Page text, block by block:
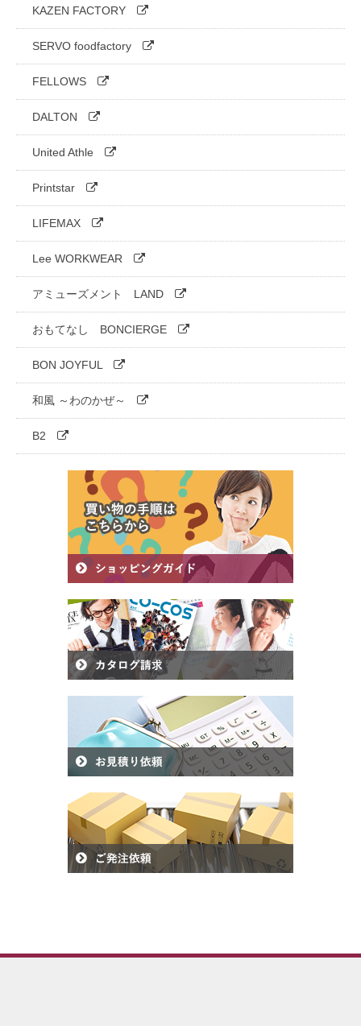
KAZEN FACTORY
SERVO foodfactory
FELLOWS
DALTON
United Athle
Printstar
LIFEMAX
Lee WORKWEAR
アミューズメント LAND
おもてなし BONCIERGE
BON JOYFUL
和風 ～わのかぜ～
B2